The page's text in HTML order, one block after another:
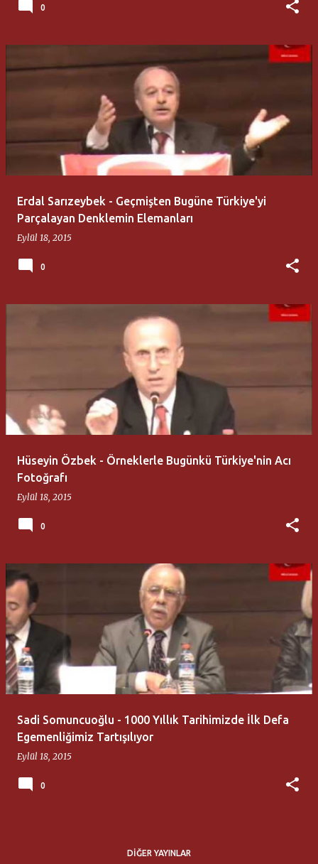
0
Erdal Sarızeybek - Geçmişten Bugüne Türkiye'yi
Parçalayan Denklemin Elemanları
Eylül 18, 2015
0
Hüseyin Özbek - Örneklerle Bugünkü Türkiye'nin Acı
Fotoğrafı
Eylül 18, 2015
0
Sadi Somuncuoğlu - 1000 Yıllık Tarihimizde İlk Defa
Egemenliğimiz Tartışılıyor
Eylül 18, 2015
0
DIĞER YAYINLAR